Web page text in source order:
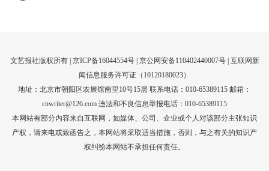
文艺报社版权所有 | 京ICP备16044554号| 京公网安备110402440007号 | 互联网新
闻信息服务许可证（10120180023）
地址：北京市朝阳区农展馆南里10号15层 联系电话：010-65389115 邮箱：
cnwriter@126.com 违法和不良信息举报电话：010-65389115
本网站有部分内容来自互联网，如媒体、公司、企业或个人对该部分主张知识
产权，请来电或致函告之，本网站将采取适当措施，否则，与之有关的知识产
权纠纷本网站不承担任何责任。